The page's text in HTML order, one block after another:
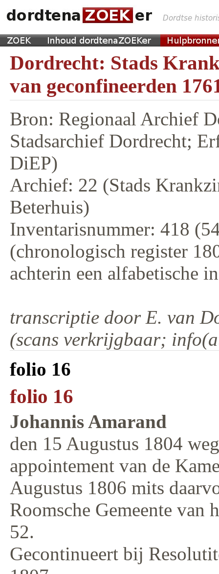
Dordrecht: Stads
van geconfineerden
Bron: Regionaal Archief
Stadsarchief Dordrecht;
DiEP)
Archief: 22 (Stads
Beterhuis)
Inventarisnummer: 418
(chronologisch register
achterin een alfabetische
transcriptie door E. van
(scans verkrijgbaar;
folio 16
folio 16
Johannis Amarand
den 15 Augustus 1804
appointement van de
Augustus 1806 mits
Roomsche Gemeente
52.
Gecontinueert bij